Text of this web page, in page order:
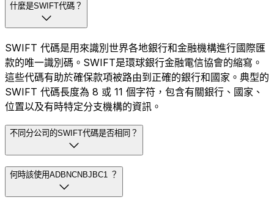
什麼是SWIFT代碼？
SWIFT 代碼是用來識別世界各地銀行和金融機構進行國際匯
款的唯一識別碼。SWIFT是環球銀行金融電信協會的縮寫。
這些代碼有助於確保款項被路由到正確的銀行和國家。典型的
SWIFT 代碼長度為 8 或 11 個字符，包含有關銀行、國家、
位置以及有時特定分支機構的資訊。
不同分公司的SWIFT代碼是否相同？
何時該使用ADBNCNBJBC1 ？